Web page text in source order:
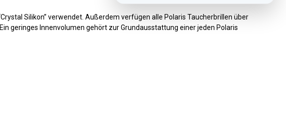
Silikon” verwendet. Außerdem verfügen alle Polaris Taucherbrillen über
geringes Innenvolumen gehört zur Grundausstattung einer jeden Polaris